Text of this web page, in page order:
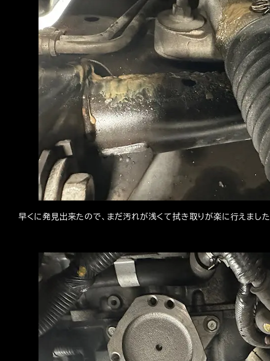
早くに発見出来たので、まだ汚れが浅くて拭き取りが楽に行えました